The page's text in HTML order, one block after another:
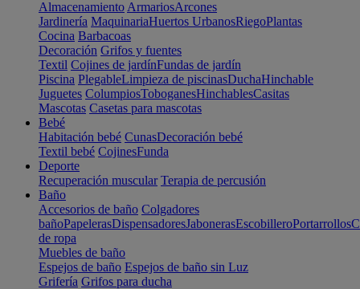
Almacenamiento ArmariosArcones
Jardinería MaquinariaHuertos UrbanosRiegoPlantas
Cocina Barbacoas
Decoración Grifos y fuentes
Textil Cojines de jardínFundas de jardín
Piscina PlegableLimpieza de piscinasDuchaHinchable
Juguetes ColumpiosToboganesHinchablesCasitas
Mascotas Casetas para mascotas
Bebé
Habitación bebé CunasDecoración bebé
Textil bebé CojinesFunda
Deporte
Recuperación muscular Terapia de percusión
Baño
Accesorios de baño Colgadores
bañoPapelerasDispensadoresJabonerasEscobilleroPortarrollos
de ropa
Muebles de baño
Espejos de baño Espejos de baño sin Luz
Grifería Grifos para ducha